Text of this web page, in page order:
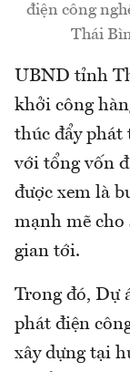
điện công
Thái
UBND tỉnh
khởi công
thúc đẩy phát
với tổng vốn
được xem là
mạnh mẽ
gian tới.
Trong đó, Dự
phát điện
xây dựng tại